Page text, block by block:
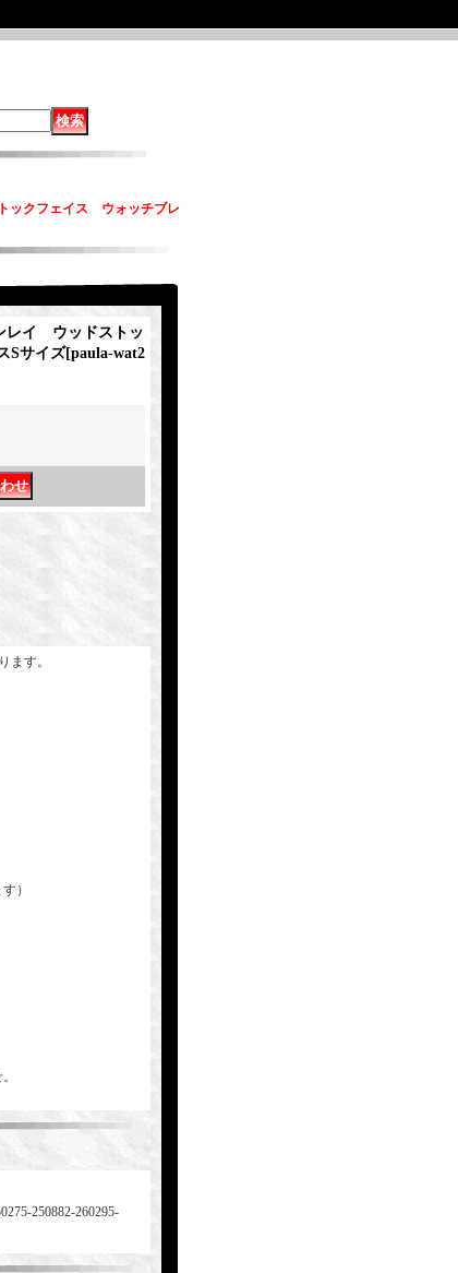
クフェイス ウォッチブレ
イ ウッドストッ
Sサイズ[paula-wat2
ます。
）
250882-260295-